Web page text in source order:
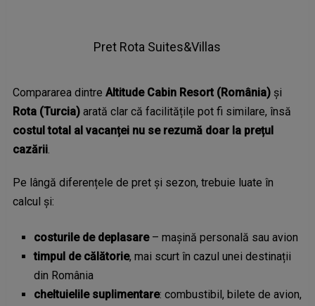
Pret Rota Suites&Villas
Compararea dintre Altitude Cabin Resort (România)și
Rota (Turcia)arată clar că facilitățile pot fi similare, însă
costul total al vacanței nu se rezumă doar la prețul
cazării.
Pe lângă diferențele de pret și sezon, trebuie luate în
calcul și:
costurile de deplasare– mașină personală sau avion
timpul de călătorie, mai scurt în cazul unei destinații
din România
cheltuielile suplimentare: combustibil, bilete de avion,